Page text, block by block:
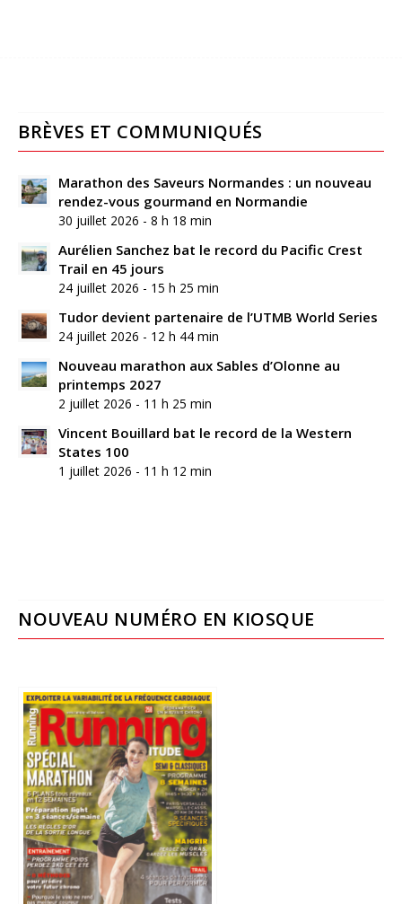
BRÈVES ET COMMUNIQUÉS
Marathon des Saveurs Normandes : un nouveau
rendez-vous gourmand en Normandie
30 juillet 2026 - 8 h 18 min
Aurélien Sanchez bat le record du Pacific Crest
Trail en 45 jours
24 juillet 2026 - 15 h 25 min
Tudor devient partenaire de l’UTMB World Series
24 juillet 2026 - 12 h 44 min
Nouveau marathon aux Sables d’Olonne au
printemps 2027
2 juillet 2026 - 11 h 25 min
Vincent Bouillard bat le record de la Western
States 100
1 juillet 2026 - 11 h 12 min
NOUVEAU NUMÉRO EN KIOSQUE